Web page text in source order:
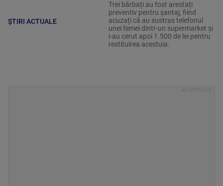
ȘTIRI ACTUALE
Trei bărbați au fost arestați
preventiv pentru șantaj, fiind
acuzați că au sustras telefonul
unei femei dintr-un supermarket și
i-au cerut apoi 1.500 de lei pentru
restituirea acestuia.